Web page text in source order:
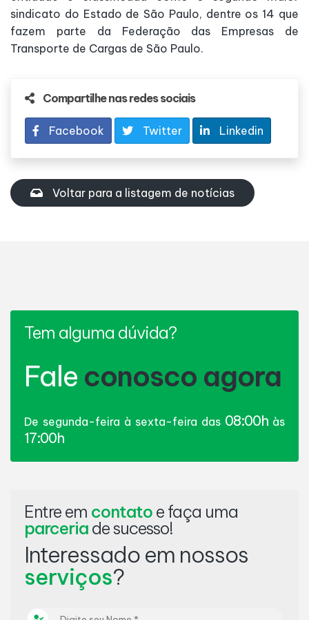
sindicato do Estado de São Paulo, dentre os 14 que
fazem parte da Federação das Empresas de
Transporte de Cargas de São Paulo.
Compartilhe nas redes sociais
Facebook Twitter Linkedin
Voltar para a listagem de notícias
Tem alguma dúvida?
Fale conosco agora
De segunda-feira à sexta-feira das 08:00h às
17:00h
Entre em contato e faça uma
parceria de sucesso!
Interessado em nossos
serviços?